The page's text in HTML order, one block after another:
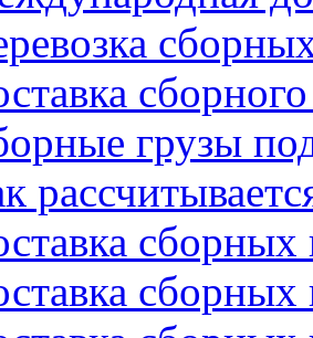
сборного
грузы
сборных
сборных